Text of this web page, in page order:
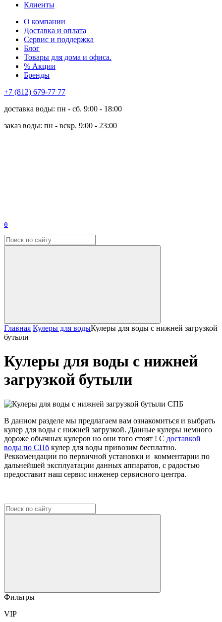
Клиенты
О компании
Доставка и оплата
Сервис и поддержка
Блог
Товары для дома и офиса.
% Акции
Бренды
+7 (812) 679-77 77
доставка воды: пн - сб. 9:00 - 18:00
заказ воды: пн - вскр. 9:00 - 23:00
0
Главная Кулеры для водыКулеры для воды с нижней загрузкой
бутыли
Кулеры для воды с нижней
загрузкой бутыли
В данном разделе мы предлагаем вам ознакомиться и выбрать
кулер для воды с нижней загрузкой. Данные кулеры немного
дороже обычных кулеров но они того стоят ! С доставкой
воды по СПб кулер для воды привозим бесплатно.
Реккомендации по первичной установки и комментарии по
дальнейшей эксплуатации данных аппаратов, с радостью
предоставит наш сервис инженер сервисного центра.
Фильтры
VIP